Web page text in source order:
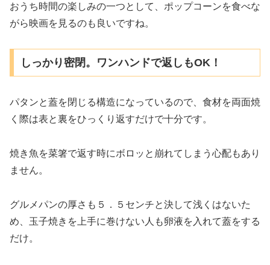
おうち時間の楽しみの一つとして、ポップコーンを食べな
がら映画を見るのも良いですね。
しっかり密閉。ワンハンドで返しもOK！
パタンと蓋を閉じる構造になっているので、食材を両面焼
く際は表と裏をひっくり返すだけで十分です。
焼き魚を菜箸で返す時にボロッと崩れてしまう心配もあり
ません。
グルメパンの厚さも５．５センチと決して浅くはないた
め、玉子焼きを上手に巻けない人も卵液を入れて蓋をする
だけ。